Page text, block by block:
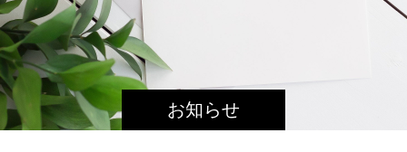
お知らせ